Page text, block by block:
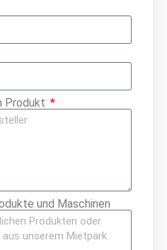
Produkt
und Maschinen